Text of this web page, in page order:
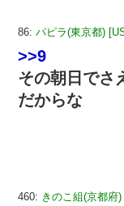
86: パピラ(東京都)
>>9
その朝日でさ
だからな
460: きのこ組(京都府)